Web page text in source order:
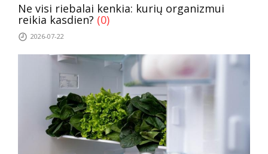
Ne visi riebalai kenkia: kurių organizmui
reikia kasdien? (0)
2026-07-22